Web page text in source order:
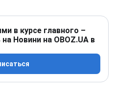
в курсе главного –
Новини на OBOZ.UA в